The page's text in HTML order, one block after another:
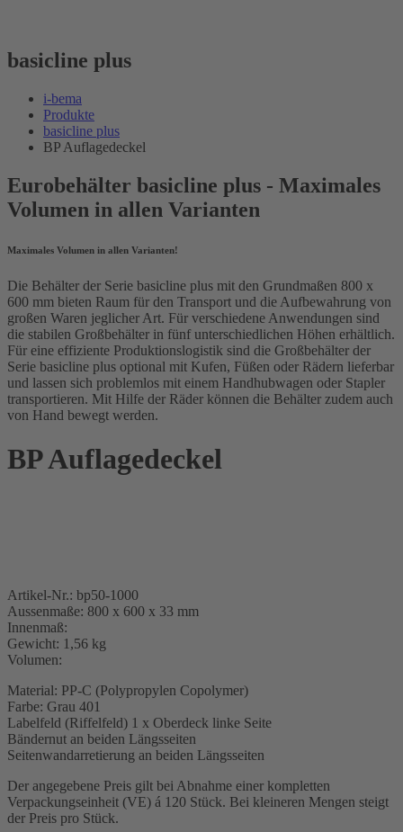
basicline plus
i-bema
Produkte
basicline plus
BP Auflagedeckel
Eurobehälter basicline plus - Maximales
Volumen in allen Varianten
Maximales Volumen in allen Varianten!
Die Behälter der Serie basicline plus mit den Grundmaßen 800 x
600 mm bieten Raum für den Transport und die Aufbewahrung von
großen Waren jeglicher Art. Für verschiedene Anwendungen sind
die stabilen Großbehälter in fünf unterschiedlichen Höhen erhältlich.
Für eine effiziente Produktionslogistik sind die Großbehälter der
Serie basicline plus optional mit Kufen, Füßen oder Rädern lieferbar
und lassen sich problemlos mit einem Handhubwagen oder Stapler
transportieren. Mit Hilfe der Räder können die Behälter zudem auch
von Hand bewegt werden.
BP Auflagedeckel
Artikel-Nr.: bp50-1000
Aussenmaße: 800 x 600 x 33 mm
Innenmaß:
Gewicht: 1,56 kg
Volumen:
Material: PP-C (Polypropylen Copolymer)
Farbe: Grau 401
Labelfeld (Riffelfeld) 1 x Oberdeck linke Seite
Bändernut an beiden Längsseiten
Seitenwandarretierung an beiden Längsseiten
Der angegebene Preis gilt bei Abnahme einer kompletten
Verpackungseinheit (VE) á 120 Stück. Bei kleineren Mengen steigt
der Preis pro Stück.